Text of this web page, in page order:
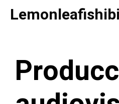
Saltar